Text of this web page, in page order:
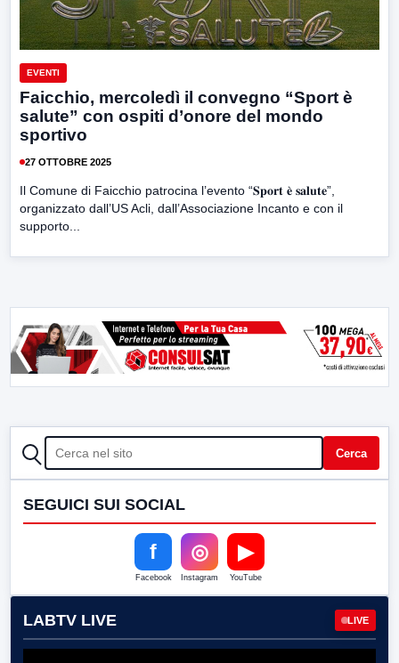
EVENTI
Faicchio, mercoledì il convegno “Sport è
salute” con ospiti d’onore del mondo
sportivo
27 OTTOBRE 2025
Il Comune di Faicchio patrocina l’evento “𝐒𝐩𝐨𝐫𝐭 𝐞̀ 𝐬𝐚𝐥𝐮𝐭𝐞”,
organizzato dall’US Acli, dall’Associazione Incanto e con il
supporto...
CERCA Cerca
SEGUICI SUI SOCIAL
f
Facebook
◎
Instagram
▶
YouTube
LABTV LIVE LIVE